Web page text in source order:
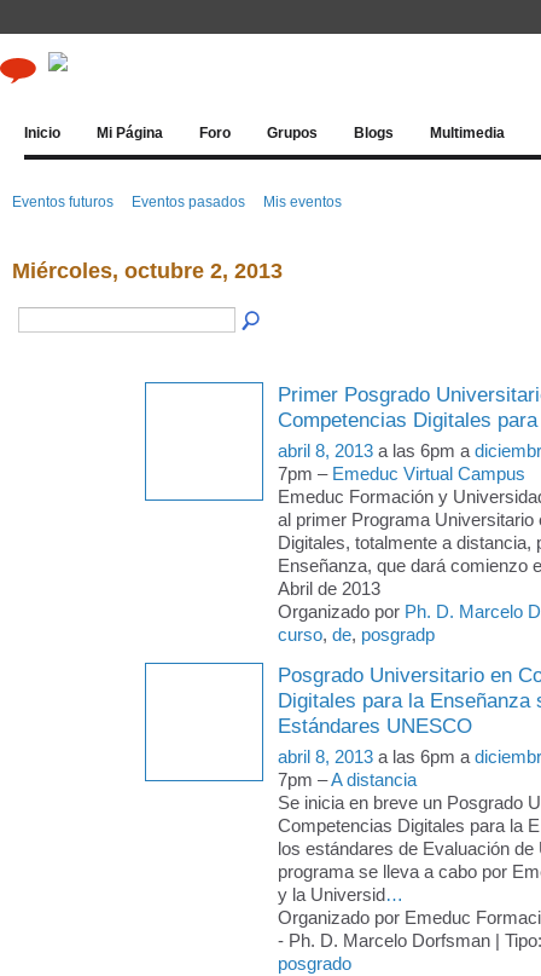
Inicio Mi Página Foro Grupos Blogs Multimedia
Eventos futuros Eventos pasados Mis eventos
Miércoles, octubre 2, 2013
Primer Posgrado
Competencias Digitales
abril 8, 2013 a las 6pm a
7pm – Emeduc Virtual Campus
Emeduc Formación y
al primer Programa Universitario
Digitales, totalmente a distancia,
Enseñanza, que dará comienzo
Abril de 2013
Organizado por Ph. D. Marcelo
curso, de, posgradp
Posgrado Universitario en
Digitales para la Enseñanza
Estándares UNESCO
abril 8, 2013 a las 6pm a
7pm –A distancia
Se inicia en breve un Posgrado
Competencias Digitales para la
los estándares de Evaluación
programa se lleva a cabo por
y la Universid…
Organizado por Emeduc
- Ph. D. Marcelo Dorfsman |
posgrado